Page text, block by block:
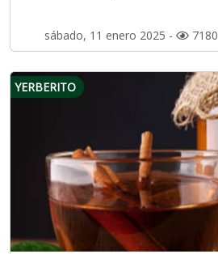
sábado, 11 enero 2025 - 7180
YERBERITO